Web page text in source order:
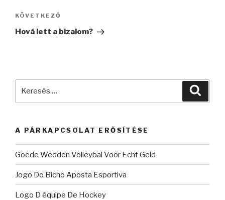
Következő
bejegyzés
KÖVETKEZŐ
Hová lett a bizalom?
A PÁRKAPCSOLAT ERŐSÍTÉSE
Goede Wedden Volleybal Voor Echt Geld
Jogo Do Bicho Aposta Esportiva
Logo D équipe De Hockey